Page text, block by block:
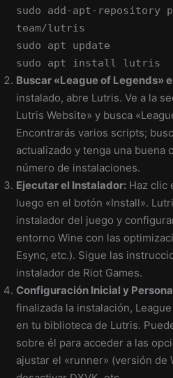
sudo add-apt-repository
team/lutris
sudo apt update
sudo apt install lutris
Buscar «League of Legends»
instalado, abre Lutris. Ve a la
Lutris Website» y busca
Encontrarás varios scripts;
actualizado y tenga una buena
número de instalaciones.
Ejecutar el Instalador: Haz clic
luego en el botón «Install».
instalador del juego y
entorno Wine con las
Esync, etc.). Sigue las
instalador de Riot Games.
Configuración Inicial y
finalizada la instalación,
en tu biblioteca de Lutris.
sobre él para acceder a las
ajustar el «runner» (versión de